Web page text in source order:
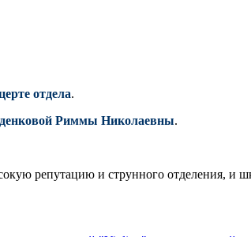
отдела.
Риммы Николаевны.
репутацию и струнного отделения, и